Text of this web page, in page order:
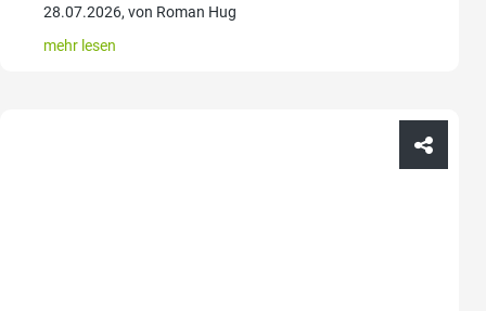
28.07.2026, von Roman Hug
mehr lesen